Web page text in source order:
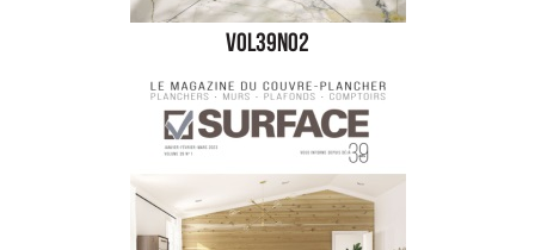
vol39no2